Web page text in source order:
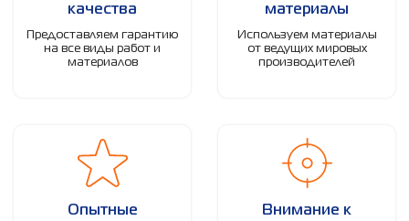
качества
Предоставляем гарантию
на все виды работ и
материалов
материалы
Используем материалы
от ведущих мировых
производителей
Опытные
Внимание к